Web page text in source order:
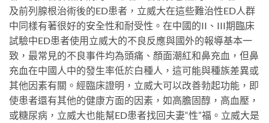
及前列腺根治術後的ED患者，立威大在這些難治性ED人群
中同樣有著很好的安全性和耐受性。在中國的II、III期臨床
試驗中ED患者使用立威大的不良反應與國外的報導基本一
致，最常見的不良事件均為頭痛、顏面潮紅和鼻充血，但鼻
充血在中國人中的發生率低於白種人，這可能與種族差異或
其他因素有關。經臨床證明，立威大可以改善勃起功能，即
使患者還有其他的健康方面的因素，如高膽固醇，高血壓，
或糖尿病，立威大也能幫ED患者找回夫妻“性”福。立威大是